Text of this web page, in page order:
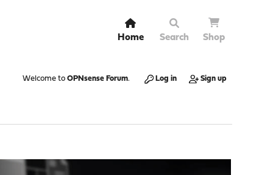
Home Search Shop
Welcome to OPNsense Forum. Log in Sign up